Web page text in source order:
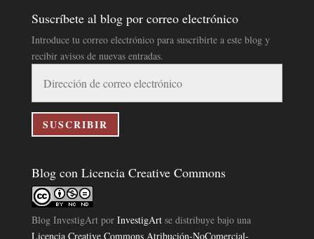
Suscríbete al blog por correo electrónico
Introduce tu correo electrónico para suscribirte a este blog y
recibir avisos de nuevas entradas.
correo
electrónico
SUSCRIBIR
Blog con Licencia Creative Commons
Blog InvestigArtpor InvestigArtse distribuye bajo una
Licencia Creative Commons Atribución-NoComercial-